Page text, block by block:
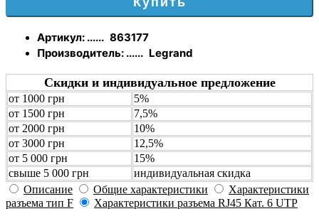
Артикул: ...... 863177
Производитель: ...... Legrand
Скидки и индивидуальное предложение
от 1000 грн
5%
от 1500 грн
7,5%
от 2000 грн
10%
от 3000 грн
12,5%
от 5 000 грн
15%
свыше 5 000 грн
индивидуальная скидка
Описание
Общие характеристики
Характеристики
разъема тип F
Характеристики разъема RJ45 Кат. 6 UTP